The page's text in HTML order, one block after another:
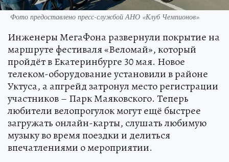
Фото предоставлено пресс-службой АНО «Клуб Чемпионов»
Инженеры МегаФона развернули покрытие на
маршруте фестиваля «Веломай», который
пройдёт в Екатеринбурге 30 мая. Новое
телеком-оборудование установили в районе
Уктуса, а апгрейд затронул место регистрации
участников – Парк Маяковского. Теперь
любители велопрогулок могут ещё быстрее
загружать онлайн-карты, слушать любимую
музыку во время поездки и делиться
впечатлениями о мероприятии.